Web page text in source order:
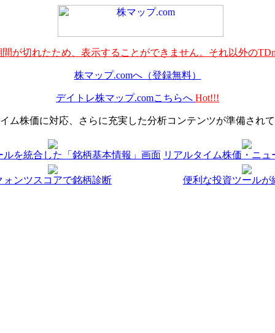
が切れたため、表示することができません。それ以外の
株マップ.comへ（登録無料）
デイトレ株マップ.comこちらへ Hot!!!
ム株価に対応、さらに充実した分析コンテンツが準備され
ルを統合した「銘柄基本情報」画面 リアルタイム株価・ニュ
ォンツスコアで銘柄診断 便利な投資ツールが